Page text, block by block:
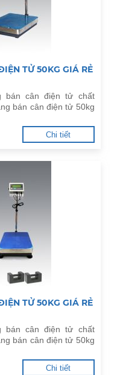
TỬ 50KG GIÁ RẺ
bán cân điện tử chất
bán cân điện tử 50kg
Chi tiết
TỬ 50KG GIÁ RẺ
bán cân điện tử chất
bán cân điện tử 50kg
Chi tiết